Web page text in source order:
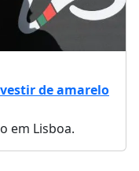
de amarelo
em Lisboa.